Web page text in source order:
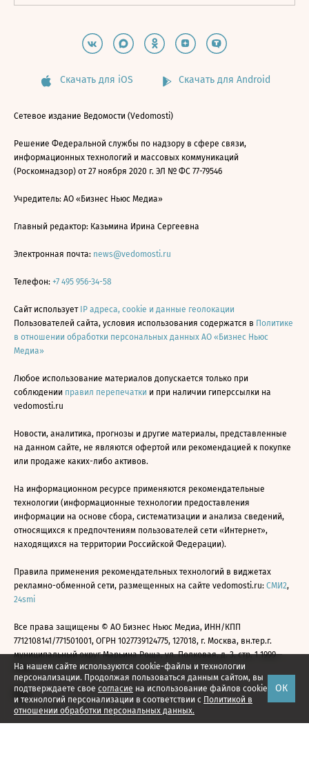
На нашем сайте используются cookie-файлы и технологии
персонализации. Продолжая пользоваться данным сайтом, вы
подтверждаете свое согласие на использование файлов cookie
и технологий персонализации в соответствии с Политикой в
отношении обработки персональных данных.
ОК
Скачать для iOS Скачать для Android
Сетевое издание Ведомости (Vedomosti)
Решение Федеральной службы по надзору в сфере связи,
информационных технологий и массовых коммуникаций
(Роскомнадзор) от 27 ноября 2020 г. ЭЛ № ФС 77-79546
Учредитель: АО «Бизнес Ньюс Медиа»
Главный редактор: Казьмина Ирина Сергеевна
Электронная почта: news@vedomosti.ru
Телефон: +7 495 956-34-58
Сайт использует IP адреса, cookie и данные геолокации
Пользователей сайта, условия использования содержатся в Политике
в отношении обработки персональных данных АО «Бизнес Ньюс
Медиа»
Любое использование материалов допускается только при
соблюдении правил перепечатки и при наличии гиперссылки на
vedomosti.ru
Новости, аналитика, прогнозы и другие материалы, представленные
на данном сайте, не являются офертой или рекомендацией к покупке
или продаже каких-либо активов.
На информационном ресурсе применяются рекомендательные
технологии (информационные технологии предоставления
информации на основе сбора, систематизации и анализа сведений,
относящихся к предпочтениям пользователей сети «Интернет»,
находящихся на территории Российской Федерации).
Правила применения рекомендательных технологий в виджетах
рекламно-обменной сети, размещенных на сайте vedomosti.ru: СМИ2,
24smi
Все права защищены © АО Бизнес Ньюс Медиа, ИНН/КПП
7712108141/771501001, ОГРН 1027739124775, 127018, г. Москва, вн.тер.г.
муниципальный округ Марьина Роща, ул. Полковая, д. 3, стр. 1 1999—
2026